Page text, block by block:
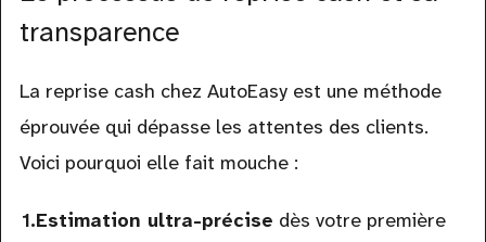
transparence
La reprise cash chez AutoEasy est une méthode
éprouvée qui dépasse les attentes des clients.
Voici pourquoi elle fait mouche :
Estimation ultra-précise dès votre première